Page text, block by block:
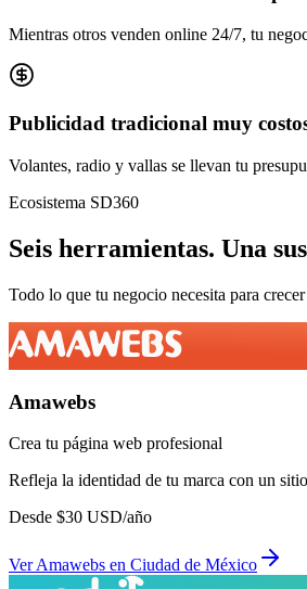
Mientras otros venden online 24/7, tu
Publicidad tradicional muy
Volantes, radio y vallas se llevan tu
Ecosistema SD360
Seis herramientas. Una
Todo lo que tu negocio necesita para
Amawebs
Crea tu página web profesional
Refleja la identidad de tu marca con un
Desde $30 USD/año
VerAmawebs en Ciudad de México